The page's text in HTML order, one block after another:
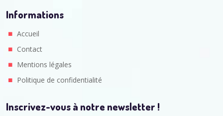
Informations
Accueil
Contact
Mentions légales
Politique de confidentialité
Inscrivez-vous à notre newsletter !